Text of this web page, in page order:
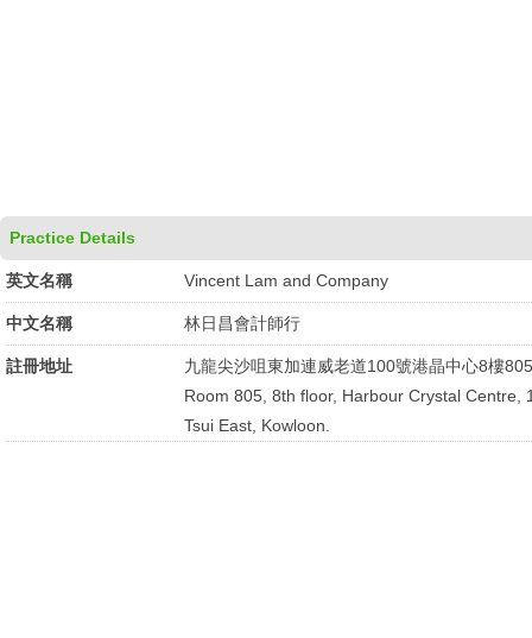
Practice Details
英文名稱 Vincent Lam and Company
中文名稱 林日昌會計師行
註冊地址
九龍尖沙咀東加連威老道100號港晶中心8樓
Room 805, 8th floor, Harbour Crystal Centre,
Tsui East, Kowloon.